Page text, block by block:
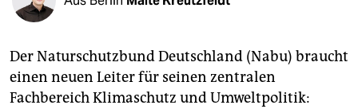
fragen & hilfe
unterstützen
abo
Der Naturschutzbund Deutschland (Nabu) braucht
einen neuen Leiter für seinen zentralen
Fachbereich Klimaschutz und Umweltpolitik: